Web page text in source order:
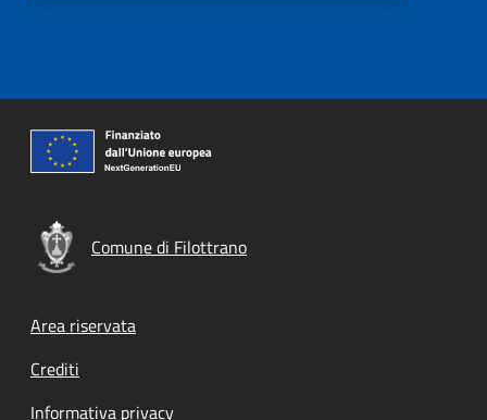
Comune di Filottrano
Footer menu
Area riservata
Crediti
Informativa privacy